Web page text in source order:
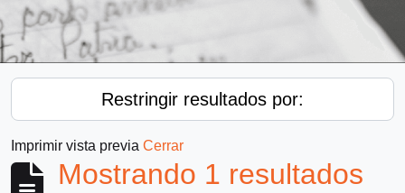
Restringir resultados por:
Imprimir vista previa Cerrar
Mostrando 1 resultados